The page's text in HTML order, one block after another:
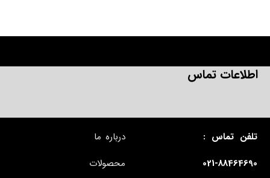
اطلاعات تماس
تلفن تماس :
021-88464690
درباره ما
محصولات